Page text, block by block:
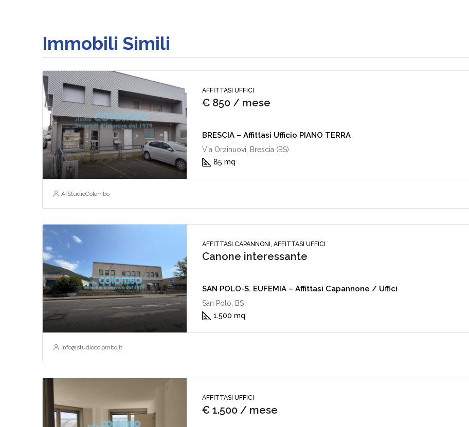
Immobili Simili
AFFITTASI UFFICI
€ 850 / mese
BRESCIA – Affittasi Ufficio PIANO TERRA
Via Orzinuovi, Brescia (BS)
85 mq
AfStudioColombo
AFFITTASI CAPANNONI, AFFITTASI UFFICI
Canone interessante
SAN POLO-S. EUFEMIA – Affittasi Capannone / Uffici
San Polo, BS
1.500 mq
info@studiocolombo.it
AFFITTASI UFFICI
€ 1.500 / mese